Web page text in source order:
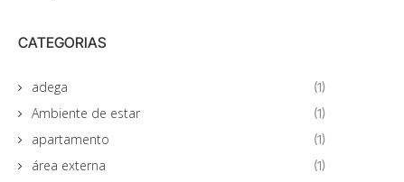
CATEGORIAS
adega (1)
Ambiente de estar (1)
apartamento (1)
área externa (1)